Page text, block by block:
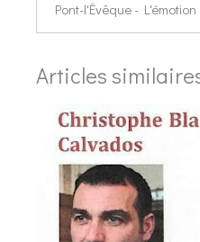
Articles